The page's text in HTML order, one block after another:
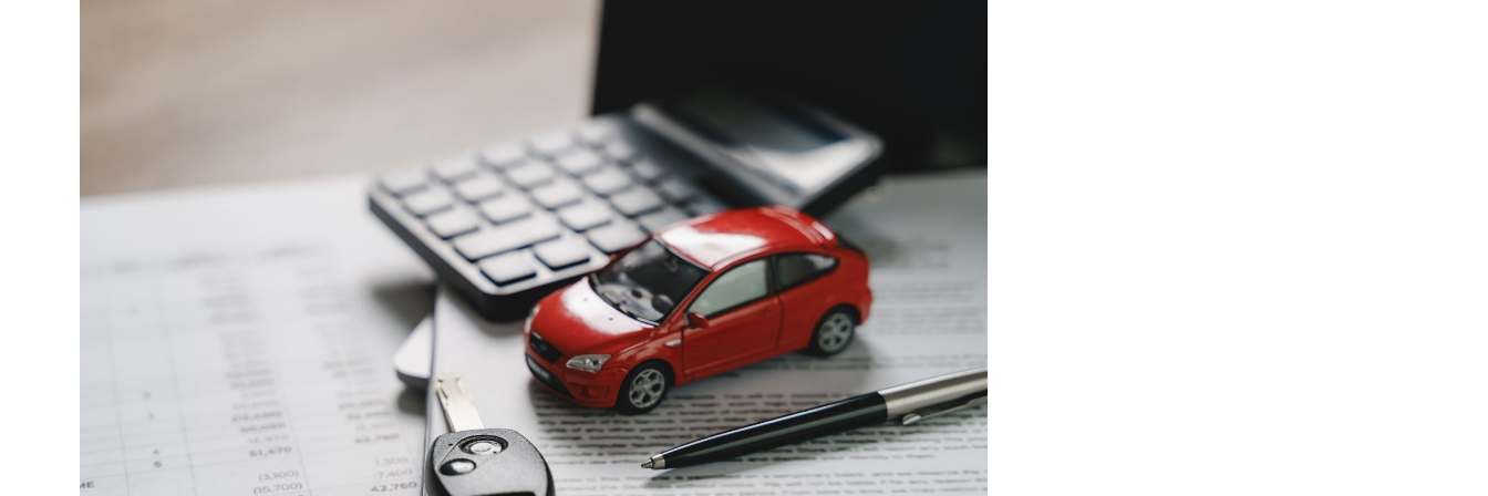
Apoi vine partea de comportament. O pagină pe care vizitatorii stau zece, cincisprezece
minute ca să urmărească replay-ul trimite un semnal greu de ignorat. Google nu îți măsoară
direct satisfacția, însă timpul petrecut, scrollul și revenirile spun ceva despre cât de util e
Și mai e ceva ce se uită ușor. Un webinar reușit atrage linkuri aproape de la sine. Cineva îl
menționează într-un newsletter, altcineva îl citează într-un articol, un partener îl trimite în
comunitatea lui. Fiecare astfel de mențiune e o cărămidă pusă la autoritatea domeniului tău,
iar autoritatea e moneda forte în SEO.
Apoi mai e economia de scară, care mă încântă de fiecare dată. Dintr-o singură sesiune scoți
un articol lung, cinci sau șase clipuri scurte pentru social, o pagină de replay, un episod de
podcast din audio și o serie de întrebări frecvente. O oră de filmare ajunge să hrănească un
calendar editorial întreg, dacă platforma îți permite să scoți ușor materialul brut.
Ce transformă o platformă obișnuită într-una bună pentru